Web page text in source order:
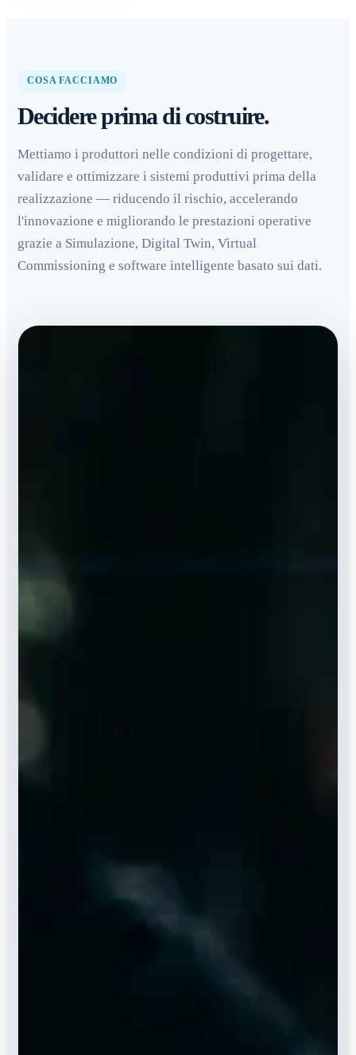
COSA FACCIAMO
Decidere prima di costruire.
Mettiamo i produttori nelle condizioni di progettare,
validare e ottimizzare i sistemi produttivi prima della
realizzazione — riducendo il rischio, accelerando
l'innovazione e migliorando le prestazioni operative
grazie a Simulazione, Digital Twin, Virtual
Commissioning e software intelligente basato sui dati.